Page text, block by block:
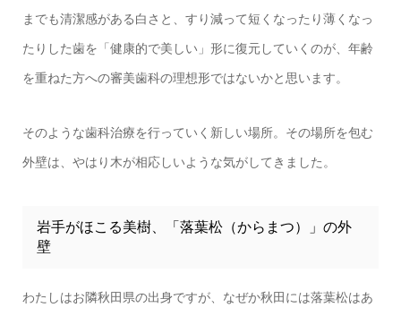
までも清潔感がある白さと、すり減って短くなったり薄くなっ
たりした歯を「健康的で美しい」形に復元していくのが、年齢
を重ねた方への審美歯科の理想形ではないかと思います。
そのような歯科治療を行っていく新しい場所。その場所を包む
外壁は、やはり木が相応しいような気がしてきました。
岩手がほこる美樹、「落葉松（からまつ）」の外
壁
わたしはお隣秋田県の出身ですが、なぜか秋田には落葉松はあ